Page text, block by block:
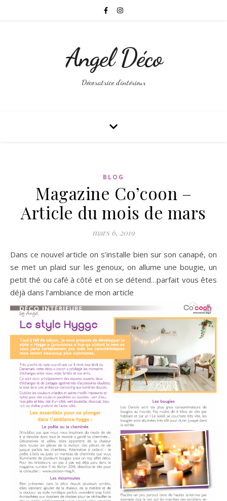
Angel Déco
Décoratrice d'intérieur
BLOG
Magazine Co’coon –
Article du mois de mars
mars 6, 2019
Dans ce nouvel article on s’installe bien sur son canapé, on
se met un plaid sur les genoux, on allume une bougie, un
petit thé ou café à côté et on se détend…parfait vous êtes
déjà dans l’ambiance de mon article